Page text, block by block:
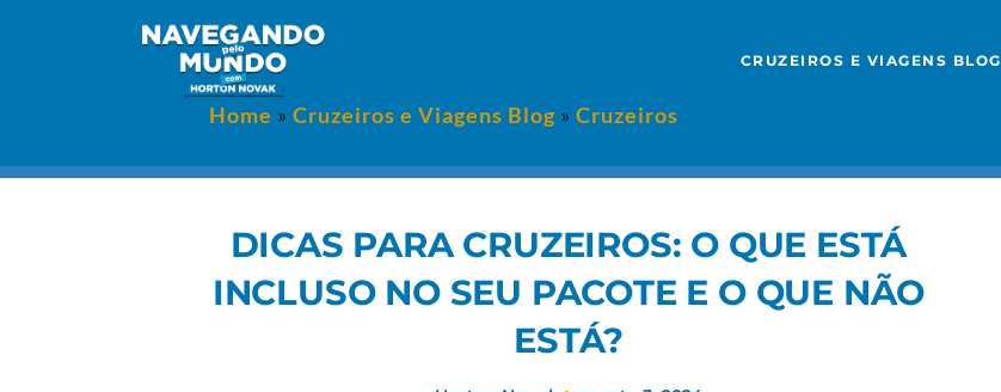
CRUZEIROS E VIAGENS BLOG
Home » Cruzeiros e Viagens Blog » Cruzeiros
DICAS PARA CRUZEIROS: O QUE ESTÁ
INCLUSO NO SEU PACOTE E O QUE NÃO
ESTÁ?